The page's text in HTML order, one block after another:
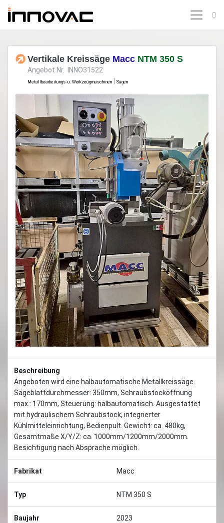
Vertikale Kreissäge Macc NTM 350 S
Angebot Nr. INNO31522
Metallbearbeitungs- u. Werkzeugmaschinen Sägen
Previous Next
Beschreibung
Angeboten wird eine halbautomatische Metallkreissäge.
Sägeblattdurchmesser: 350mm, Schraubstocköffnung
max.: 170mm, Steuerung: halbautomatisch. Ausgestattet
mit hydraulischem Schraubstock, integrierter
Kühlmitteleinrichtung, Bedienpult. Gewicht: ca. 480kg,
Gesamtmaße X/Y/Z: ca. 1000mm/1200mm/2000mm.
Besichtigung nach Absprache möglich.
Fabrikat Macc
Typ NTM 350 S
Baujahr 2023